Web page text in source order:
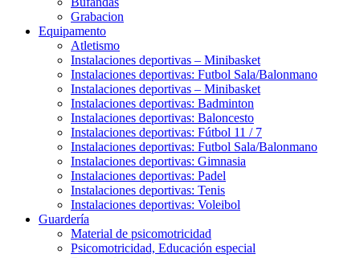
Grabacion
Equipamento
Atletismo
Instalaciones deportivas – Minibasket
Instalaciones deportivas: Futbol Sala/Balonmano
Instalaciones deportivas – Minibasket
Instalaciones deportivas: Badminton
Instalaciones deportivas: Baloncesto
Instalaciones deportivas: Fútbol 11 / 7
Instalaciones deportivas: Futbol Sala/Balonmano
Instalaciones deportivas: Gimnasia
Instalaciones deportivas: Padel
Instalaciones deportivas: Tenis
Instalaciones deportivas: Voleibol
Guardería
Material de psicomotricidad
Psicomotricidad, Educación especial